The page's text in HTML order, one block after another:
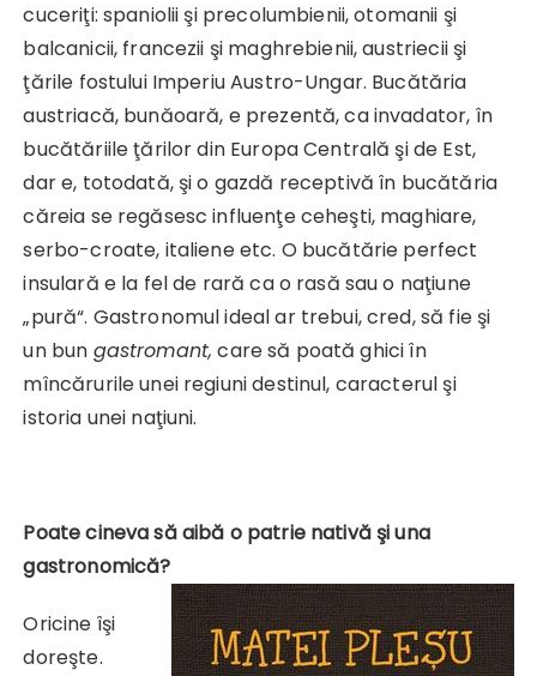
cuceriţi: spaniolii şi precolumbienii, otomanii şi
balcanicii, francezii şi maghrebienii, austriecii şi
ţările fostului Imperiu Austro-Ungar. Bucătăria
austriacă, bunăoară, e prezentă, ca invadator, în
bucătăriile ţărilor din Europa Centrală şi de Est,
dar e, totodată, şi o gazdă receptivă în bucătăria
căreia se regăsesc influenţe ceheşti, maghiare,
serbo-croate, italiene etc. O bucătărie perfect
insulară e la fel de rară ca o rasă sau o naţiune
„pură“. Gastronomul ideal ar trebui, cred, să fie şi
un bun gastromant, care să poată ghici în
mîncărurile unei regiuni destinul, caracterul şi
istoria unei naţiuni.
Poate cineva să aibă o patrie nativă şi una
gastronomică?
Oricine îşi
doreşte.